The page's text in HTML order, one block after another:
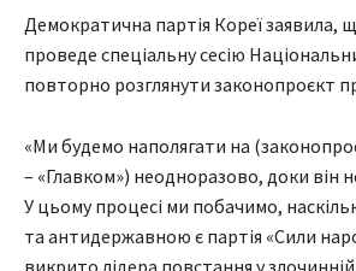
Демократична партія Кореї заявила,
проведе спеціальну сесію
повторно розглянути законопроєкт
«Ми будемо наполягати на
– «Главком») неодноразово, доки він
У цьому процесі ми побачимо,
та антидержавною є партія «Сили